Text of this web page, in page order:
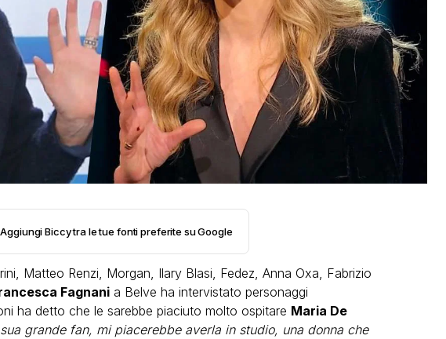
Aggiungi Biccy tra le tue fonti preferite su Google
Matteo Renzi, Morgan, Ilary Blasi, Fedez, Anna Oxa, Fabrizio
Fagnania Belve ha intervistato personaggi
ha detto che le sarebbe piaciuto molto ospitare Maria De
grande fan, mi piacerebbe averla in studio, una donna che